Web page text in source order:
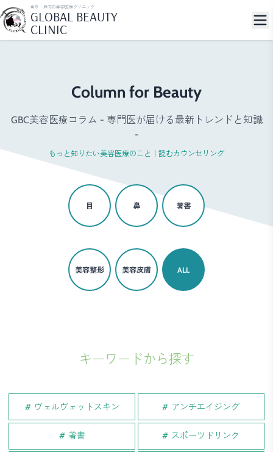
東京・麻布の美容医療クリニック
GLOBAL BEAUTY
CLINIC
Column for Beauty
GBC美容医療コラム - 専門医が届ける最新トレンドと知識
-
もっと知りたい美容医療のこと｜読むカウンセリング
目 鼻 著書
美容整形 美容皮膚 ALL
キーワードから探す
ヴェルヴェットスキン アンチエイジング
著書 スポーツドリンク